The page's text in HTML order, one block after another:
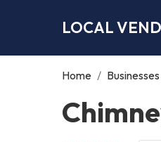
LOCAL
Home / Businesses